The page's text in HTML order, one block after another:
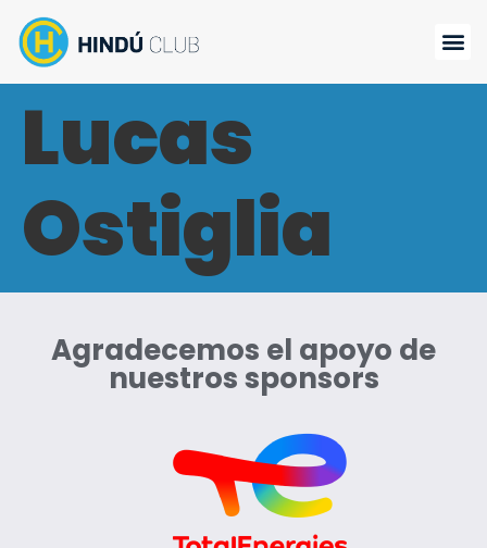
Lucas
Ostiglia
Agradecemos el apoyo de
nuestros sponsors